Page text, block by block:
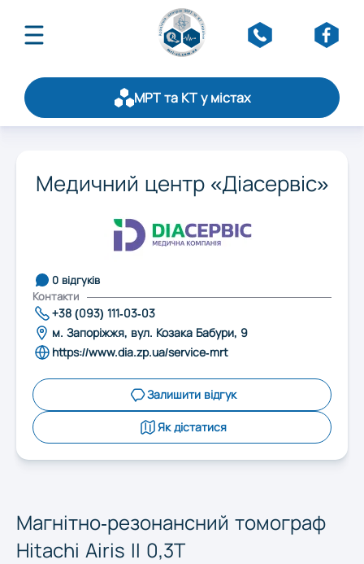
Щорічний рейтинг
Статистика
Стати партнером
Обслуговування
МРТ та КТ у містах
Житомир
Івано-Франківськ
Кропивницький
Медичний центр «Діасервіс»
0 відгуків
Контакти
+38 (093) 111-03-03
м. Запоріжжя, вул. Козака Бабури, 9
https://www.dia.zp.ua/service-mrt
Залишити відгук
Як дістатися
Магнітно-резонансний томограф
Hitachi Airis II 0,3T